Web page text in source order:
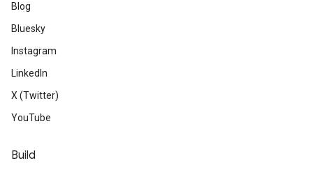
Blog
Bluesky
Instagram
LinkedIn
X (Twitter)
YouTube
Build